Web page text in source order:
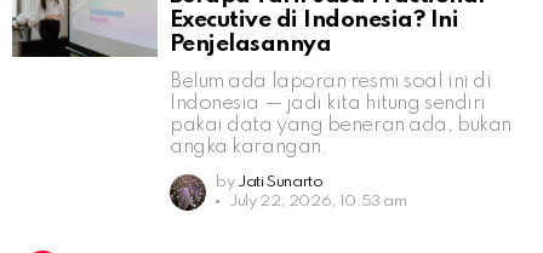
Executive di Indonesia? Ini
Penjelasannya
Belum ada laporan resmi soal ini di
Indonesia — jadi kita hitung sendiri
pakai data yang beneran ada, bukan
angka karangan.
by Jati Sunarto
July 22, 2026, 10:53 am